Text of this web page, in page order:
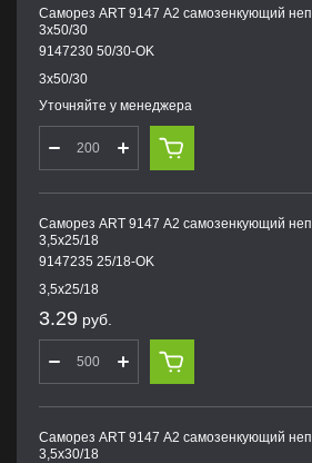
Саморез ART 9147 А2 самозенкующий
3х50/30
9147230 50/30-OK
3х50/30
Уточняйте у менеджера
Саморез ART 9147 А2 самозенкующий
3,5х25/18
9147235 25/18-OK
3,5х25/18
3.29 руб.
Саморез ART 9147 А2 самозенкующий
3,5х30/18